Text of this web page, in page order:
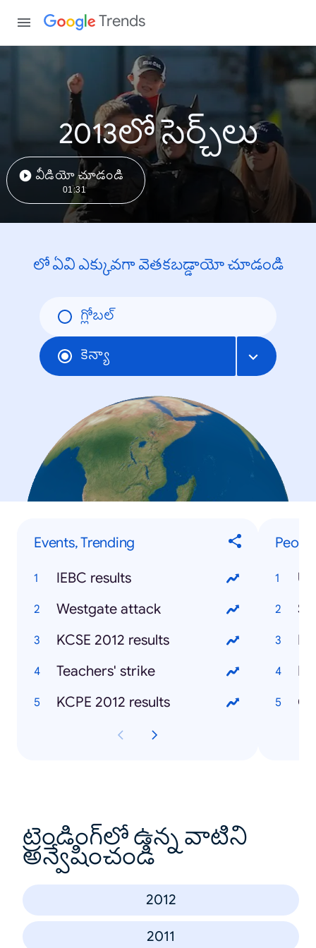
Trends
2013లో సెర్చ్‌లు
వీడియో చూడండి
01:31
లో ఏవి ఎక్కువగా వెతకబడ్డాయో చూడండి
గ్లోబల్
కెన్యా
Events, Trending
IEBC results
Westgate attack
KCSE 2012 results
Teachers' strike
KCPE 2012 results
ట్రెండింగ్‌లో ఉన్న వాటిని
అన్వేషించండి
2012
2011